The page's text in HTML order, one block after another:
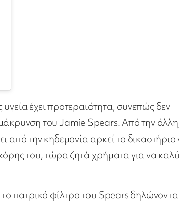
έχει προτεραιότητα, συνεπώς δεν
του Jamie Spears. Από την
την κηδεμονία αρκεί το δικαστήριο
του, τώρα ζητά χρήματα για να
πατρικό φίλτρο του Spears